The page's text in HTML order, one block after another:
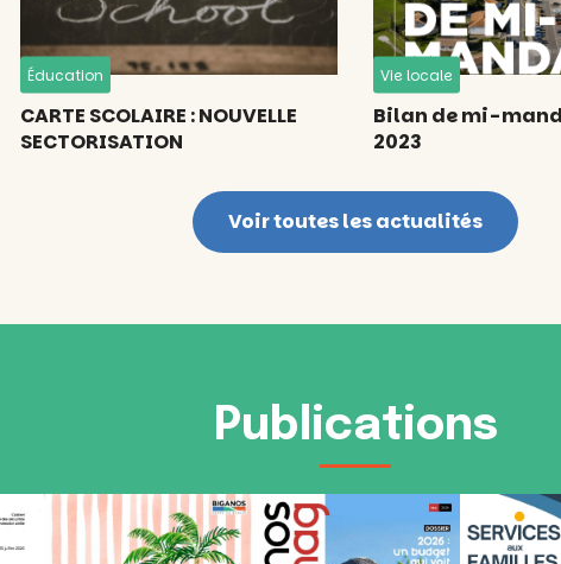
Éducation
CARTE SCOLAIRE : NOUVELLE
SECTORISATION
Vie locale
Bilan de mi-
2023
Voir toutes les actualités
Publications